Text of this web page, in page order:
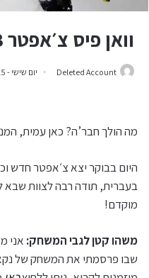
וואן פיס צ׳אפטר 933
Deleted Account יום שישי - 15 בפברואר 2019
מה הולך חבר’ה? כאן עמית,
היום בבוקר יצא צ׳אפטר חדש
בעברית, תודה רבה לצוות שבא
מוקדם!
משהו קטן לגבי המשחק: אני
שבו פרסמתי את המשחק של